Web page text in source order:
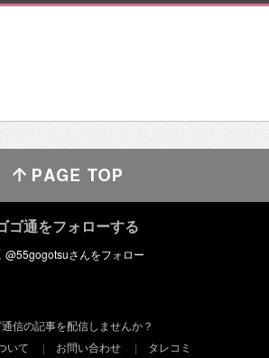
ゴ通をフォローする
通信の記事を配信しませんか？
いて
お問い合わせ タレコミ